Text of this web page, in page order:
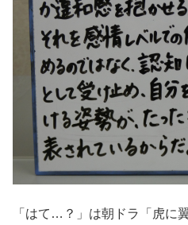
「はて…？」は朝ドラ「虎に